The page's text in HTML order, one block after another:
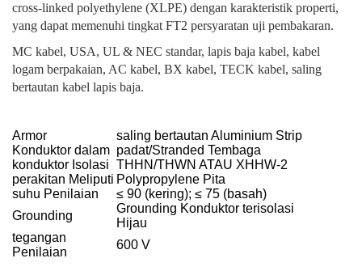
cross-linked polyethylene (XLPE) dengan karakteristik properti,
yang dapat memenuhi tingkat FT2 persyaratan uji pembakaran.
MC kabel, USA, UL & NEC standar, lapis baja kabel, kabel
logam berpakaian, AC kabel, BX kabel, TECK kabel, saling
bertautan kabel lapis baja.
Armor
saling bertautan Aluminium Strip
Konduktor dalam padat/Stranded Tembaga
konduktor Isolasi THHN/THWN ATAU XHHW-2
perakitan Meliputi Polypropylene Pita
suhu Penilaian
≤ 90 (kering); ≤ 75 (basah)
Grounding
Grounding Konduktor terisolasi
Hijau
tegangan
Penilaian
600 V